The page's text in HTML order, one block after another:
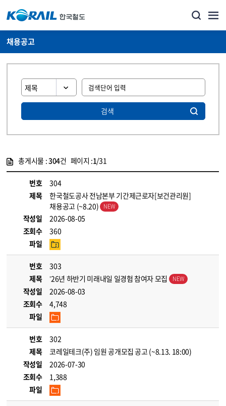
채용공고
검색
총게시물 :304건 페이지 :1/31
번호
304
제목
한국철도공사 전남본부 기간제근로자[보건관리원]
채용공고 (~8.20)
작성일
2026-08-05
조회수
360
파일
번호
303
제목
’26년 하반기 미래내일 일경험 참여자 모집
작성일
2026-08-03
조회수
4,748
파일
번호
302
제목
코레일테크(주) 임원 공개모집 공고 (~8.13. 18:00)
작성일
2026-07-30
조회수
1,388
파일